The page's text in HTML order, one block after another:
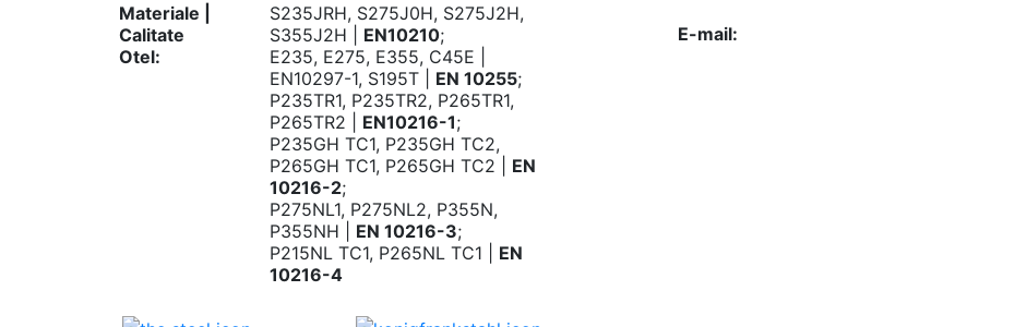
Materiale |
Calitate
Otel:
S235JRH, S275J0H, S275J2H,
S355J2H | EN10210;
E235, E275, E355, C45E |
EN10297-1, S195T | EN 10255;
P235TR1, P235TR2, P265TR1,
P265TR2 | EN10216-1;
P235GH TC1, P235GH TC2,
P265GH TC1, P265GH TC2 | EN
10216-2;
P275NL1, P275NL2, P355N,
P355NH | EN 10216-3;
P215NL TC1, P265NL TC1 | EN
10216-4
E-mail: